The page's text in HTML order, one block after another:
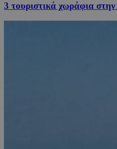
3 τουριστικά χωράφια